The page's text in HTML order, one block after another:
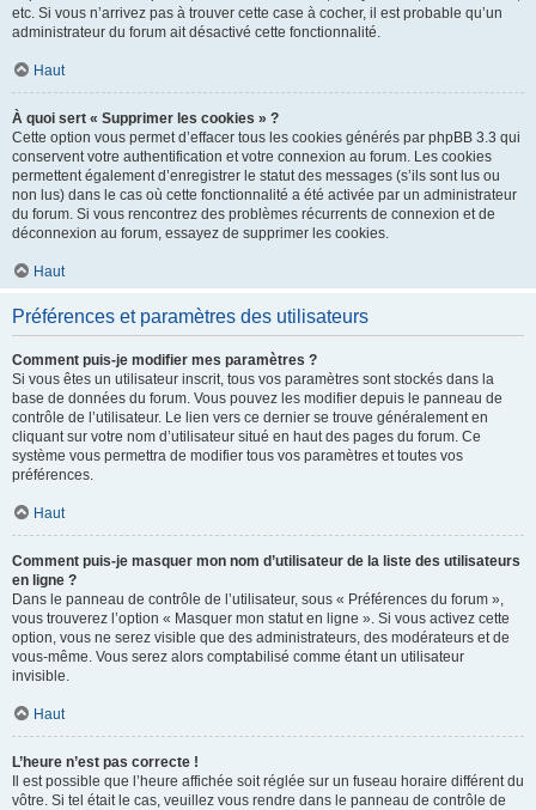
etc. Si vous n’arrivez pas à trouver cette case à cocher, il est probable qu’un
administrateur du forum ait désactivé cette fonctionnalité.
Haut
À quoi sert « Supprimer les cookies » ?
Cette option vous permet d’effacer tous les cookies générés par phpBB 3.3 qui
conservent votre authentification et votre connexion au forum. Les cookies
permettent également d’enregistrer le statut des messages (s’ils sont lus ou
non lus) dans le cas où cette fonctionnalité a été activée par un administrateur
du forum. Si vous rencontrez des problèmes récurrents de connexion et de
déconnexion au forum, essayez de supprimer les cookies.
Haut
Préférences et paramètres des utilisateurs
Comment puis-je modifier mes paramètres ?
Si vous êtes un utilisateur inscrit, tous vos paramètres sont stockés dans la
base de données du forum. Vous pouvez les modifier depuis le panneau de
contrôle de l’utilisateur. Le lien vers ce dernier se trouve généralement en
cliquant sur votre nom d’utilisateur situé en haut des pages du forum. Ce
système vous permettra de modifier tous vos paramètres et toutes vos
préférences.
Haut
Comment puis-je masquer mon nom d’utilisateur de la liste des utilisateurs
en ligne ?
Dans le panneau de contrôle de l’utilisateur, sous « Préférences du forum »,
vous trouverez l’option « Masquer mon statut en ligne ». Si vous activez cette
option, vous ne serez visible que des administrateurs, des modérateurs et de
vous-même. Vous serez alors comptabilisé comme étant un utilisateur
invisible.
Haut
L’heure n’est pas correcte !
Il est possible que l’heure affichée soit réglée sur un fuseau horaire différent du
vôtre. Si tel était le cas, veuillez vous rendre dans le panneau de contrôle de